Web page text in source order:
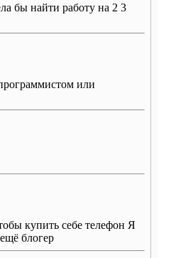
бы найти работу на 2 3
или
купить себе телефон Я
блогер